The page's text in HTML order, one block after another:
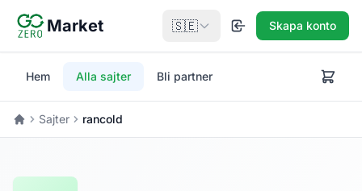
Market 🇸🇪 Skapa konto
Hem Alla sajter Bli partner
Sajter rancold